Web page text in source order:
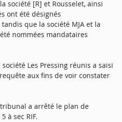
société [R] et Rousselet, ainsi
ont été désignés
que la société MJA et la
nommées mandataires
Les Pressing réunis a saisi
aux fins de voir constater
a arrêté le plan de
à sec RIF.